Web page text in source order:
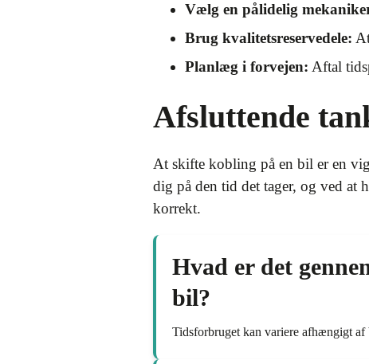
Vælg en pålidelig
Brug kvalitetsreservedele:
Planlæg i forvejen: Aftal
Afsluttende
At skifte kobling på en bil er en
dig på den tid det tager, og ved at
korrekt.
Hvad er det
bil?
Tidsforbruget kan variere afhængigt af